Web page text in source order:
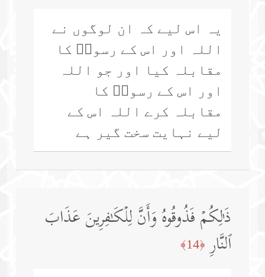
یہ اس لیے کہ ان لوگوں نے
اللہ اور اس کے رسولؐ کا
مقابلہ کیا اور جو اللہ
اور اس کے رسولؐ کا
مقابلہ کرے اللہ اس کے
لیے نہایت سخت گیر ہے
ذَ ٰ⁠لِكُمۡ فَذُوقُوهُ وَأَنَّ لِلۡكَـٰفِرِینَ عَذَابَ
ٱلنَّارِ ﴿14﴾